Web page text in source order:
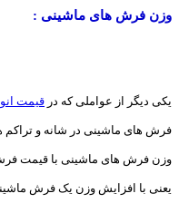
وزن فرش های ماشینی :
یکی دیگر از عواملی که در قیمت
فرش های ماشینی در شانه و تراکم
وزن فرش های ماشینی با قیمت
یعنی با افزایش وزن یک فرش ماشینی 700شانه ؛ قیمت فرش ماشینی نیز افزایش می